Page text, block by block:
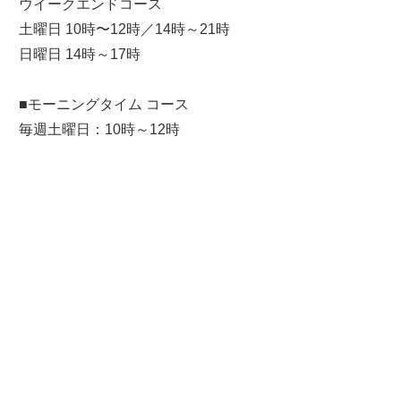
ウイークエンドコース
土曜日 10時〜12時／14時～21時
日曜日 14時～17時
■モーニングタイム コース
毎週土曜日：10時～12時